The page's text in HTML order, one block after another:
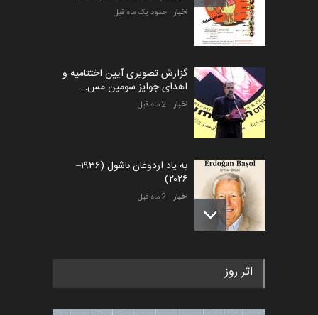
اخبار حدود یک ماه قبل
گزارش تصویری آیین اختتامیه و
اهدای جوایز سومین مس…
اخبار 2 ماه قبل
به یاد اردوغان باشول (۱۹۳۶–
۲۰۲۶)
اخبار 2 ماه قبل
رویداد کارگاهی کارتون و پوستر
اخبار 5 ماه قبل
اثر روز